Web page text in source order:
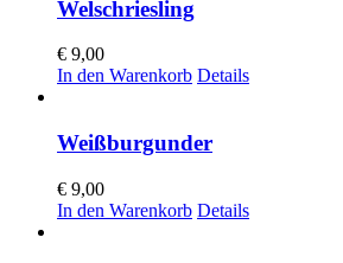
Welschriesling
€ 9,00
In den Warenkorb Details
Weißburgunder
€ 9,00
In den Warenkorb Details